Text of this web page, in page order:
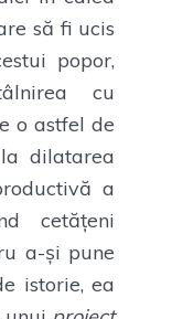
să fi ucis
popor,
cu
o astfel de
dilatarea
a
cetățeni
a-și pune
istorie, ea